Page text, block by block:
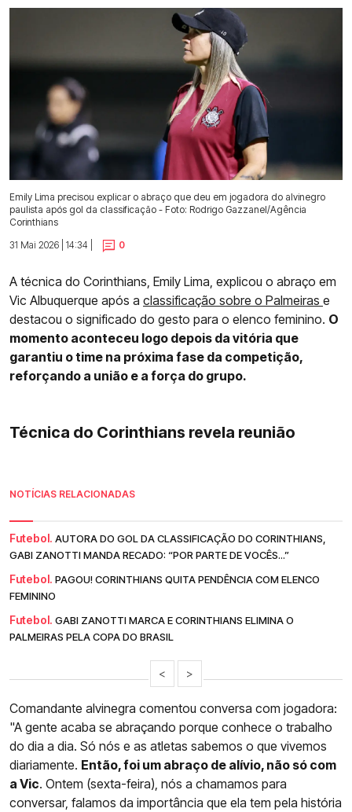
Emily Lima precisou explicar o abraço que deu em jogadora do alvinegro
paulista após gol da classificação - Foto: Rodrigo Gazzanel/Agência
Corinthians
31 Mai 2026 | 14:34 |
0
A técnica do Corinthians, Emily Lima, explicou o abraço em
Vic Albuquerque após a classificação sobre o Palmeiras e
destacou o significado do gesto para o elenco feminino. O
momento aconteceu logo depois da vitória que
garantiu o time na próxima fase da competição,
reforçando a união e a força do grupo.
Técnica do Corinthians revela reunião
NOTÍCIAS RELACIONADAS
Futebol. AUTORA DO GOL DA CLASSIFICAÇÃO DO CORINTHIANS,
GABI ZANOTTI MANDA RECADO: “POR PARTE DE VOCÊS...”
Futebol. PAGOU! CORINTHIANS QUITA PENDÊNCIA COM ELENCO
FEMININO
Futebol. GABI ZANOTTI MARCA E CORINTHIANS ELIMINA O
PALMEIRAS PELA COPA DO BRASIL
< >
Comandante alvinegra comentou conversa com jogadora:
"A gente acaba se abraçando porque conhece o trabalho
do dia a dia. Só nós e as atletas sabemos o que vivemos
diariamente. Então, foi um abraço de alívio, não só com
a Vic. Ontem (sexta-feira), nós a chamamos para
conversar, falamos da importância que ela tem pela história